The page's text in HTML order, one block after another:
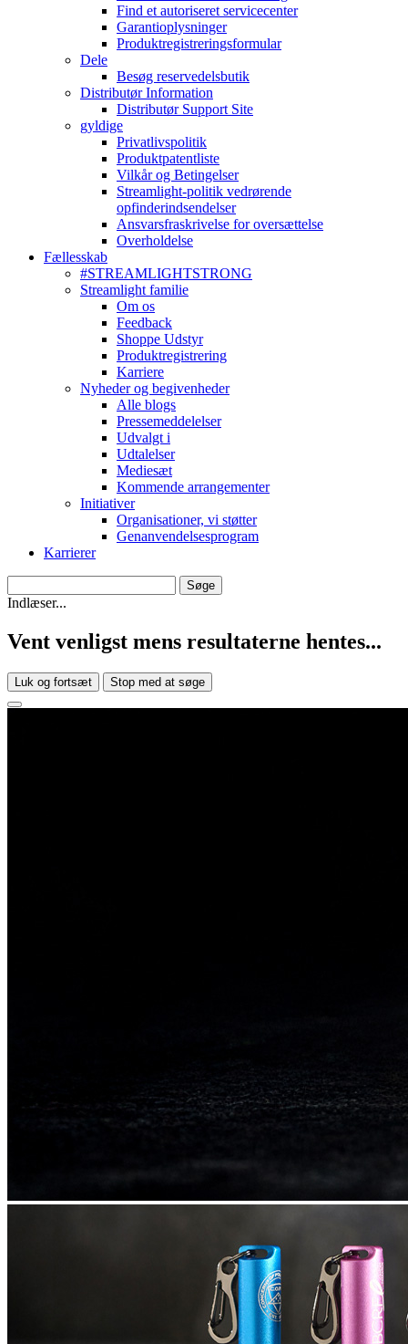
Find et autoriseret servicecenter
Garantioplysninger
Produktregistreringsformular
Dele
Besøg reservedelsbutik
Distributør Information
Distributør Support Site
gyldige
Privatlivspolitik
Produktpatentliste
Vilkår og Betingelser
Streamlight-politik vedrørende
opfinderindsendelser
Ansvarsfraskrivelse for oversættelse
Overholdelse
Fællesskab
#STREAMLIGHTSTRONG
Streamlight familie
Om os
Feedback
Shoppe Udstyr
Produktregistrering
Karriere
Nyheder og begivenheder
Alle blogs
Pressemeddelelser
Udvalgt i
Udtalelser
Mediesæt
Kommende arrangementer
Initiativer
Organisationer, vi støtter
Genanvendelsesprogram
Karrierer
Indlæser...
Vent venligst mens resultaterne hentes...
Luk og fortsæt Stop med at søge